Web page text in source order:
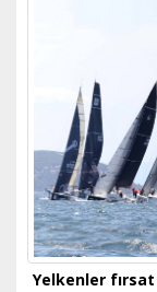
Yelkenler fırsat